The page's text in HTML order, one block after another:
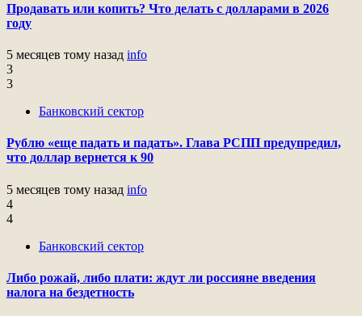
Продавать или копить? Что делать с долларами в 2026
году
5 месяцев тому назад info
3
3
Банковский сектор
Рублю «еще падать и падать». Глава РСПП предупредил,
что доллар вернется к 90
5 месяцев тому назад info
4
4
Банковский сектор
Либо рожай, либо плати: ждут ли россияне введения
налога на бездетность